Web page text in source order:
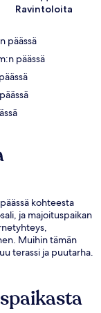
Ravintoloita
päässä
päässä
kohteesta
ja majoituspaikan
Muihin tämän
terassi ja puutarha.